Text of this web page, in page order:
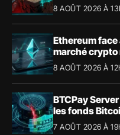
8 AOÛT 2026 À
Ethereum face
marché
8 AOÛT 2026 À
BTCPay
les fonds
7 AOÛT 2026 À